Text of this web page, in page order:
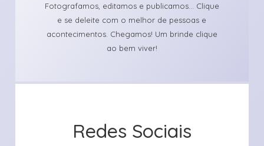
Fotografamos, editamos e publicamos... Clique
e se deleite com o melhor de pessoas e
acontecimentos. Chegamos! Um brinde clique
ao bem viver!
Redes Sociais